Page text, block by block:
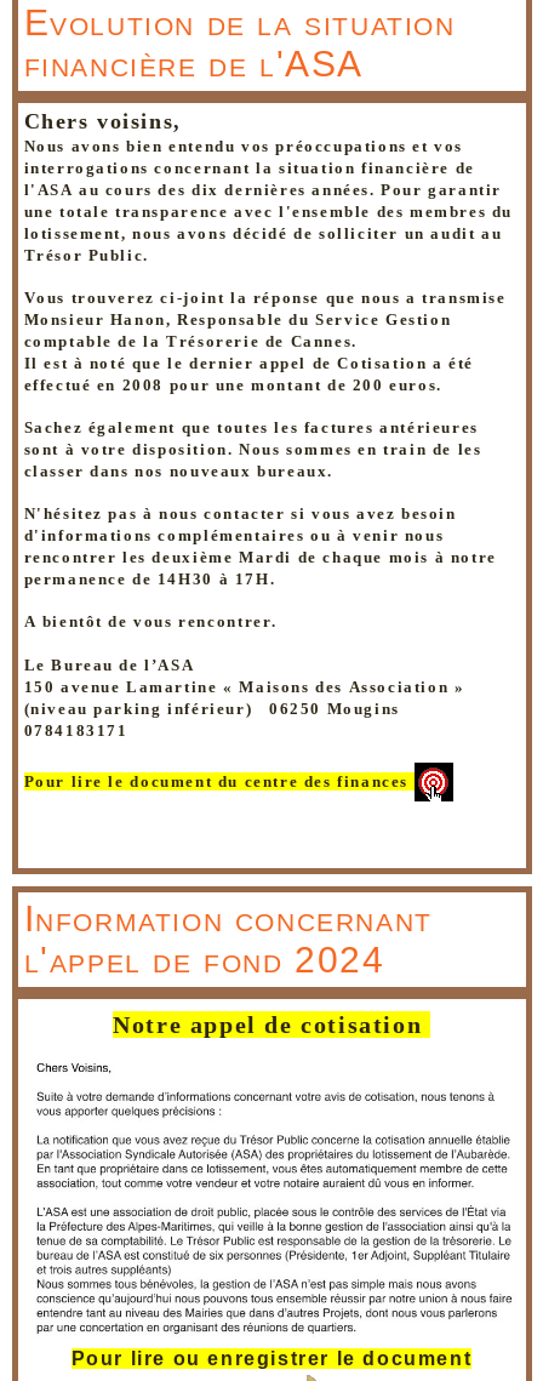
Evolution de la situation
financière de l'ASA
Chers voisins,
Nous avons bien entendu vos préoccupations et vos
interrogations concernant la situation financière de
l'ASA au cours des dix dernières années. Pour garantir
une totale transparence avec l'ensemble des membres du
lotissement, nous avons décidé de solliciter un audit au
Trésor Public.
Vous trouverez ci-joint la réponse que nous a transmise
Monsieur Hanon, Responsable du Service Gestion
comptable de la Trésorerie de Cannes.
Il est à noté que le dernier appel de Cotisation a été
effectué en 2008 pour une montant de 200 euros.
Sachez également que toutes les factures antérieures
sont à votre disposition. Nous sommes en train de les
classer dans nos nouveaux bureaux.
N'hésitez pas à nous contacter si vous avez besoin
d'informations complémentaires ou à venir nous
rencontrer les deuxième Mardi de chaque mois à notre
permanence de 14H30 à 17H.
A bientôt de vous rencontrer.
Le Bureau de l’ASA
150 avenue Lamartine « Maisons des Association »
(niveau parking inférieur) 06250 Mougins
0784183171
Pour lire le document du centre des finances
Information concernant
l'appel de fond 2024
Notre appel de cotisation
Pour lire ou enregistrer le document